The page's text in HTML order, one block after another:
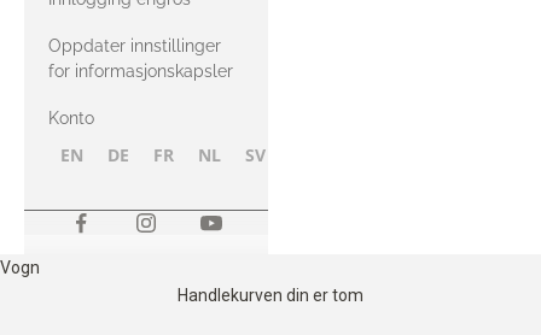
Oppdater innstillinger
for informasjonskapsler
Konto
EN DE FR NL SV
Vogn
Handlekurven din er tom